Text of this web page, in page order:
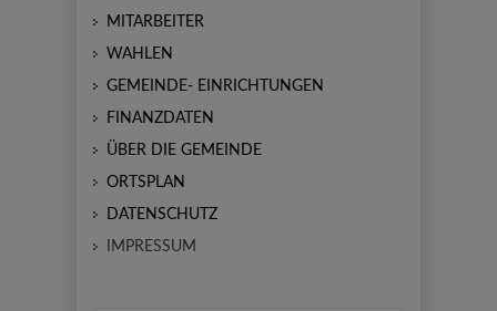
MITARBEITER
WAHLEN
GEMEINDE- EINRICHTUNGEN
FINANZDATEN
ÜBER DIE GEMEINDE
ORTSPLAN
DATENSCHUTZ
IMPRESSUM